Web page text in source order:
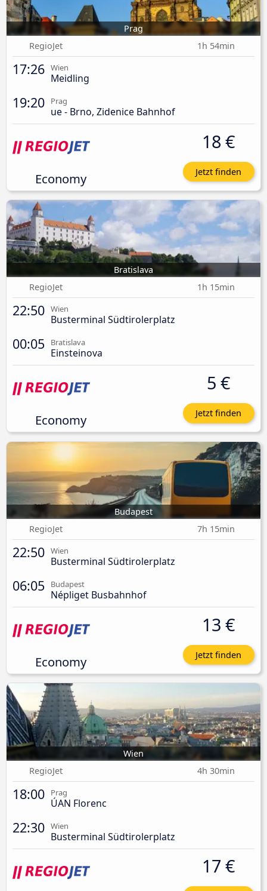
Prag
RegioJet
1h 54min
17:26 Wien
Meidling
19:20 Prag
ue - Brno, Zidenice Bahnhof
Economy
18 €
Jetzt finden
Bratislava
RegioJet
1h 15min
22:50 Wien
Busterminal Südtirolerplatz
00:05 Bratislava
Einsteinova
Economy
5 €
Jetzt finden
Budapest
RegioJet
7h 15min
22:50 Wien
Busterminal Südtirolerplatz
06:05 Budapest
Népliget Busbahnhof
Economy
13 €
Jetzt finden
Wien
RegioJet
4h 30min
18:00 Prag
ÚAN Florenc
22:30 Wien
Busterminal Südtirolerplatz
17 €